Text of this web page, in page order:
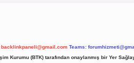
backlinkpaneli@gmail.com Teams:
Kurumu (BTK) tarafından onaylanmış bir Yer